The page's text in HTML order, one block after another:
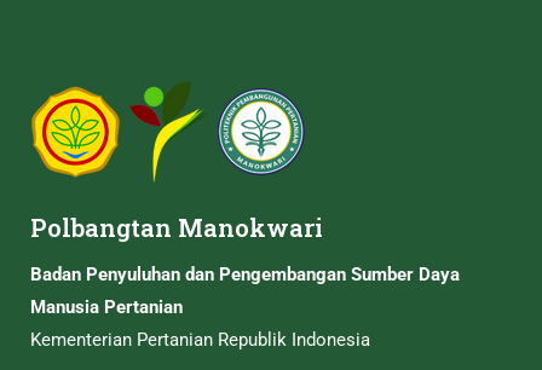
Polbangtan Manokwari
Badan Penyuluhan dan Pengembangan Sumber Daya
Manusia Pertanian
Kementerian Pertanian Republik Indonesia